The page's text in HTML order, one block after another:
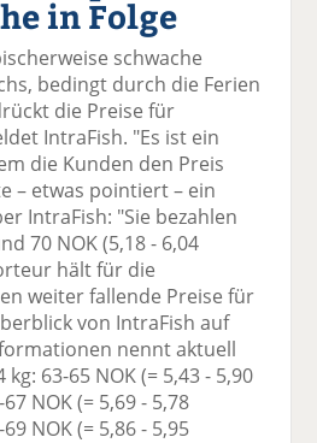
el
a
uf
F
ac
e
b
o
o
k
te
il
e
n
el
t
wi
tt
er
n
uf
Li
k
e
di
n
te
e
n
E
ai
l
er
d
e
n
ck
in Folge
schwache
bedingt durch die Ferien
die Preise für
IntraFish. "Es ist ein
die Kunden den Preis
– etwas pointiert – ein
IntraFish: "Sie bezahlen
70 NOK (5,18 - 6,04
hält für die
weiter fallende Preise für
von IntraFish auf
nennt aktuell
63-65 NOK (= 5,43 - 5,90
NOK (= 5,69 - 5,78
NOK (= 5,86 - 5,95